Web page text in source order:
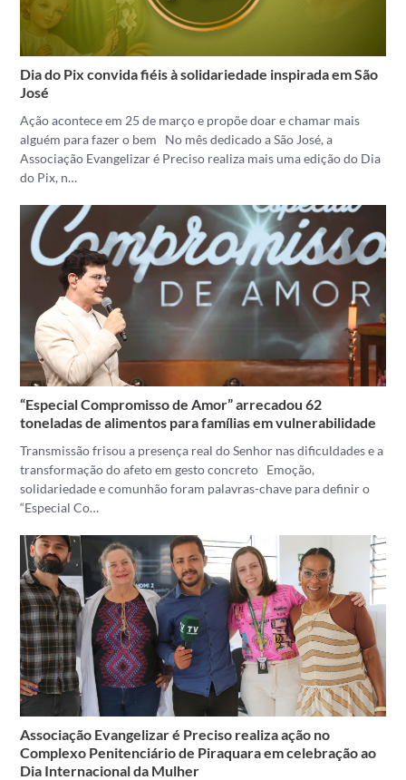
Dia do Pix convida fiéis à solidariedade inspirada em São
José
Ação acontece em 25 de março e propõe doar e chamar mais
alguém para fazer o bem No mês dedicado a São José, a
Associação Evangelizar é Preciso realiza mais uma edição do Dia
do Pix, n…
“Especial Compromisso de Amor” arrecadou 62
toneladas de alimentos para famílias em vulnerabilidade
Transmissão frisou a presença real do Senhor nas dificuldades e a
transformação do afeto em gesto concreto Emoção,
solidariedade e comunhão foram palavras-chave para definir o
“Especial Co…
Associação Evangelizar é Preciso realiza ação no
Complexo Penitenciário de Piraquara em celebração ao
Dia Internacional da Mulher